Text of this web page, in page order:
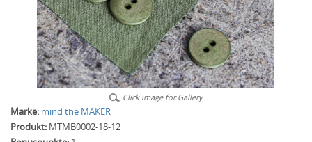
Click image for Gallery
Marke: mind the MAKER
Produkt: MTMB0002-18-12